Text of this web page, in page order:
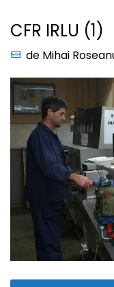
CFR IRLU (1)
de Mihai